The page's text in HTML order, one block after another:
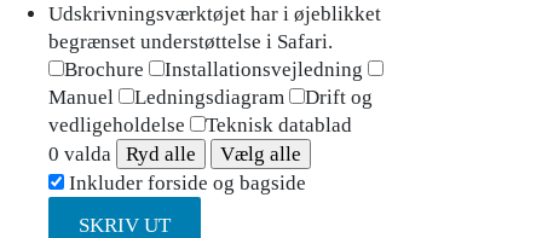
Udskrivningsværktøjet har i øjeblikket
begrænset understøttelse i Safari.
Brochure
Installationsvejledning
Manuel
Ledningsdiagram
Drift og
vedligeholdelse
Teknisk datablad
0 valda
Ryd alle
Vælg alle
Inkluder forside og bagside
SKRIV UT